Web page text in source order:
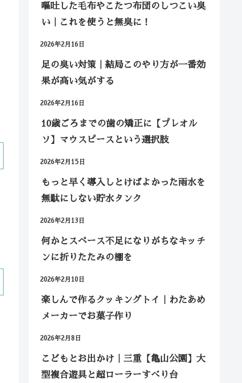
嘔吐した毛布やこたつ布団のしつこい臭
い｜これを使うと無臭に！
2026年2月16日
足の臭い対策｜結局このやり方が一番効
果が高い気がする
2026年2月16日
10歳ごろまでの歯の矯正に【プレオル
ソ】マウスピースという選択肢
2026年2月15日
もっと早く導入しとけばよかった雨水を
無駄にしない貯水タンク
2026年2月13日
何かとスペース不足になりがちなキッチ
ンに折りたたみの棚を
2026年2月10日
楽しんで作るクッキングトイ｜わたあめ
メーカーでお菓子作り
2026年2月8日
こどもとお出かけ｜三重【亀山公園】大
型複合遊具と超ローラーすべり台